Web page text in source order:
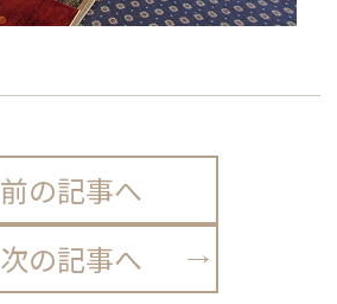
前の記事へ
次の記事へ